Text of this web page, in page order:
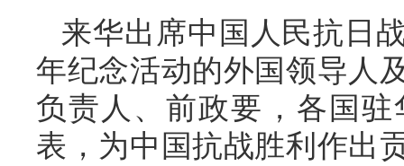
来华出席中国人民抗日
年纪念活动的外国领导人
负责人、前政要，各国
表，为中国抗战胜利作出